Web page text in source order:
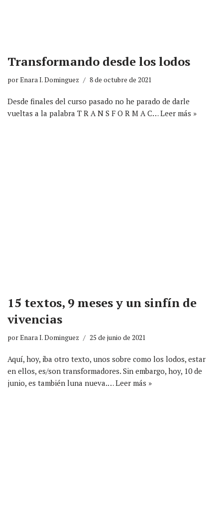
Transformando desde los lodos
porEnara I. Dominguez 8 de octubre de 2021
Desde finales del curso pasado no he parado de darle
vueltas a la palabra T R A N S F O R M A C…Leer más »
15 textos, 9 meses y un sinfín de
vivencias
porEnara I. Dominguez 25 de junio de 2021
Aquí, hoy, iba otro texto, unos sobre como los lodos, estar
en ellos, es/son transformadores. Sin embargo, hoy, 10 de
junio, es también luna nueva.…Leer más »